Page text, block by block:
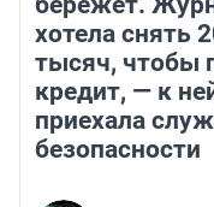
хотела снять
тысяч, чтобы
кредит, — к
приехала
безопасности